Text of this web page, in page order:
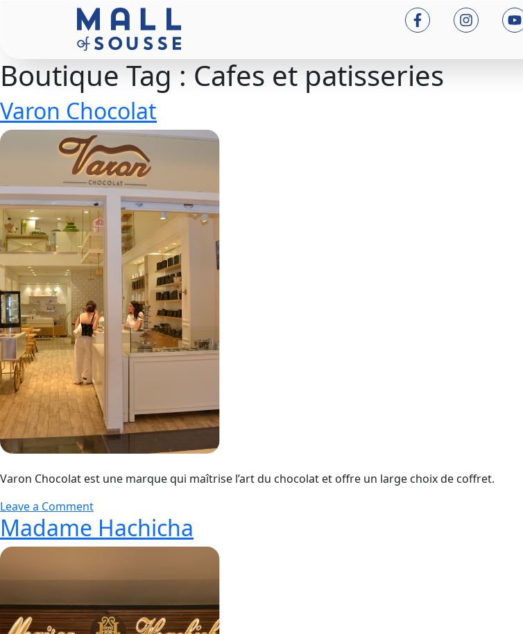
Boutique Tag :Cafes et patisseries
Varon Chocolat
Varon Chocolat est une marque qui maîtrise l’art du chocolat et offre un large choix de coffret.
Leave a Comment
Madame Hachicha